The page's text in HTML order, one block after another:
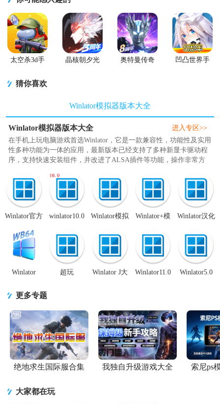
太空杀3d手
晶核朝夕光
奥特曼传奇
凹凸世界手
猜你喜欢
Winlator模拟器版本大全
Winlator模拟器版本大全
在手机上玩电脑游戏首选Winlator，它是一款兼容性，功能性及实用
性多种功能为一体的应用，最新版本已经支持了多种新显卡驱动程
序，支持快速安装组件，并改进了ALSA插件等功能，操作非常方
进入专区>>
Winlator官方
安卓版
winlator10.0
最新版10.0
plus v
Winlator模拟
版v9.0 安卓
整合版
Winlator+模
速版v11.0 最
新中文版
Winlator汉化
中文手机共
存版
Winlator
器汉化版
WineBox64
超玩
Winlator J大
Winlator11.0
Winlator5.0
更多专题
绝地求生国际服合集 我独自升级游戏大全 索尼ps
大家都在玩